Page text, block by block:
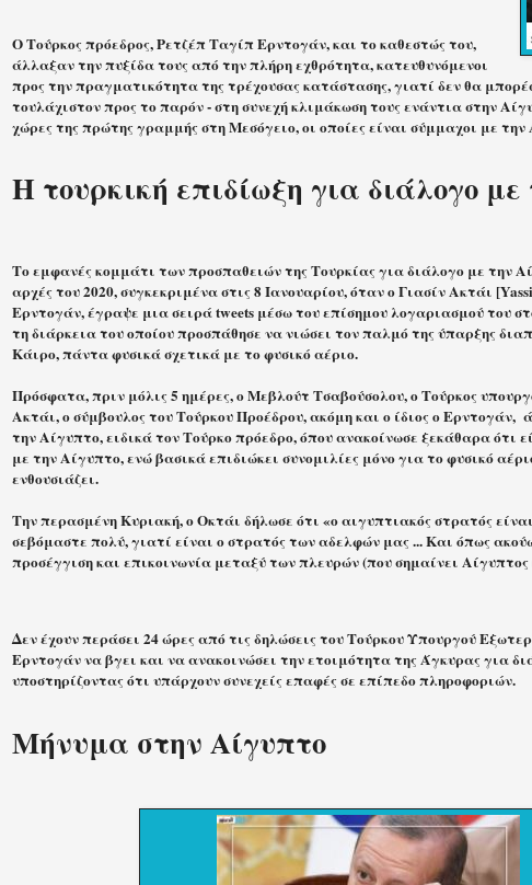
Ο Τούρκος πρόεδρος, Ρετζέπ Ταγίπ Ερντογάν, και το καθεστώς του,
άλλαξαν την πυξίδα τους από την πλήρη εχθρότητα, κατευθυνόμενοι
προς την πραγματικότητα της τρέχουσας κατάστασης, γιατί δεν θα
τουλάχιστον προς το παρόν - στη συνεχή κλιμάκωση τους ενάντια στην
χώρες της πρώτης γραμμής στη Μεσόγειο, οι οποίες είναι σύμμαχοι με
Η τουρκική επιδίωξη για διάλογο
Το εμφανές κομμάτι των προσπαθειών της Τουρκίας για διάλογο με την
αρχές του 2020, συγκεκριμένα στις 8 Ιανουαρίου, όταν ο Γιασίν Ακτάι
Ερντογάν, έγραψε μια σειρά tweets μέσω του επίσημου λογαριασμού του
τη διάρκεια του οποίου προσπάθησε να νιώσει τον παλμό της ύπαρξης
Κάιρο, πάντα φυσικά σχετικά με το φυσικό αέριο.
Πρόσφατα, πριν μόλις 5 ημέρες, ο Μεβλούτ Τσαβούσολου, ο Τούρκος
Ακτάι, ο σύμβουλος του Τούρκου Προέδρου, ακόμη και ο ίδιος ο Ερντογάν,
την Αίγυπτο, ειδικά τον Τούρκο πρόεδρο, όπου ανακοίνωσε ξεκάθαρα ότι
με την Αίγυπτο, ενώ βασικά επιδιώκει συνομιλίες μόνο για το φυσικό
ενθουσιάζει.
Την περασμένη Κυριακή, ο Οκτάι δήλωσε ότι «ο αιγυπτιακός στρατός
σεβόμαστε πολύ, γιατί είναι ο στρατός των αδελφών μας ... Και όπως
προσέγγιση και επικοινωνία μεταξύ των πλευρών (που σημαίνει
Δεν έχουν περάσει 24 ώρες από τις δηλώσεις του Τούρκου Υπουργού
Ερντογάν να βγει και να ανακοινώσει την ετοιμότητα της Άγκυρας για
υποστηρίζοντας ότι υπάρχουν συνεχείς επαφές σε επίπεδο πληροφοριών.
Μήνυμα στην Αίγυπτο